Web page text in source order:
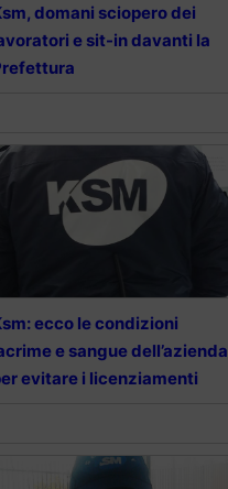
domani sciopero dei
e sit-in davanti la
ecco le condizioni
e sangue dell’azienda
evitare i licenziamenti